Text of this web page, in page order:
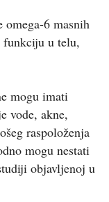
omega-6 masnih
funkciju u telu,
mogu imati
vode, akne,
raspoloženja
mogu nestati
objavljenoj u